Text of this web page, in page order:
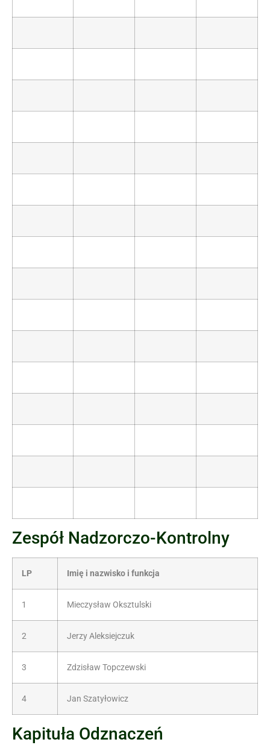
Zespół Nadzorczo-Kontrolny
LP Imię i nazwisko i funkcja
1 Mieczysław Oksztulski
2 Jerzy Aleksiejczuk
3 Zdzisław Topczewski
4 Jan Szatyłowicz
Kapituła Odznaczeń